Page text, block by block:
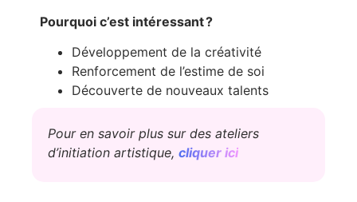
Pourquoi c’est intéressant ?
Développement de la créativité
Renforcement de l’estime de soi
Découverte de nouveaux talents
Pour en savoir plus sur des ateliers
d’initiation artistique, cliquer ici